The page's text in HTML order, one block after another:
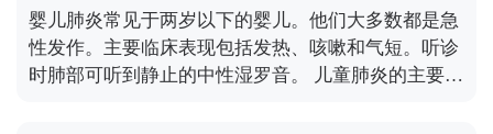
婴儿肺炎常见于两岁以下的婴儿。他们大多数都是急
性发作。主要临床表现包括发热、咳嗽和气短。听诊
时肺部可听到静止的中性湿罗音。 儿童肺炎的主要症